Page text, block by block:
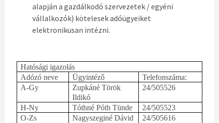
alapján a gazdálkodó szervezetek / egyéni
vállalkozók) kötelesek adóügyeiket
elektronikusan intézni.
Hatósági igazolás
Adózó neve
Ügyintéző
Telefonszáma:
A-Gy
Zupkáné Török
Ildikó
24/505526
H-Ny Tóthné Póth Tünde
24/505523
O-Zs
Nagyszeginé Dávid
24/505616